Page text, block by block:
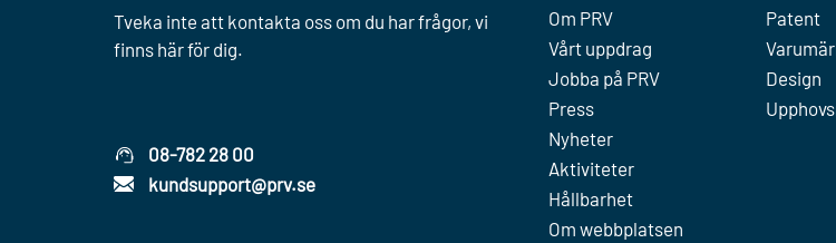
Tveka inte att kontakta oss om du har frågor, vi
finns här för dig.
08-782 28 00
kundsupport@prv.se
Om PRV
Vårt uppdrag
Jobba på PRV
Press
Nyheter
Aktiviteter
Hållbarhet
Om webbplatsen
Patent
Design